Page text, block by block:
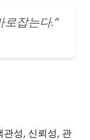
로잡는다.”
관성, 신뢰성, 관